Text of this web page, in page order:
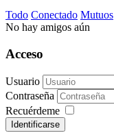
Todo Conectado Mutuos
No hay amigos aún
Acceso
Usuario
Contraseña
Recuérdeme
Identificarse